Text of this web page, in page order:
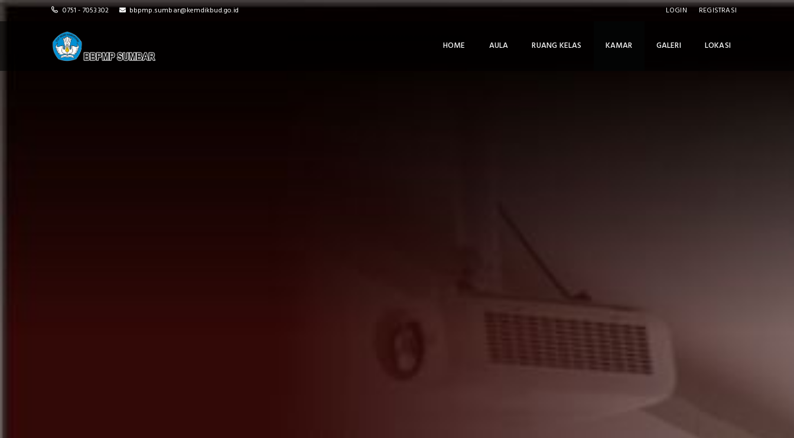
0751 - 7053302 bbpmp.sumbar@kemdikbud.go.id LOGIN REGISTRASI
HOME AULA RUANG KELAS KAMAR GALERI LOKASI
Slider